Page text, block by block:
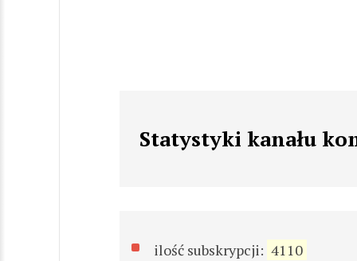
Statystyki kanału
ilość subskrypcji: 4110